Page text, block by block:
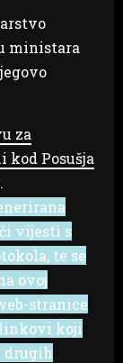
ministara
za
Posušja
.
vijesti s
te se
ovoj
stranice
linkovi koji
drugih